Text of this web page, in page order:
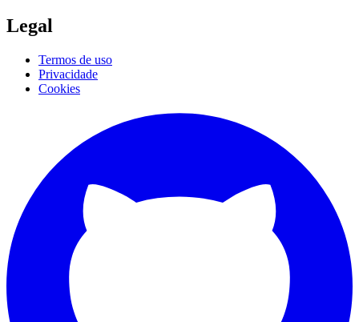
Legal
Termos de uso
Privacidade
Cookies